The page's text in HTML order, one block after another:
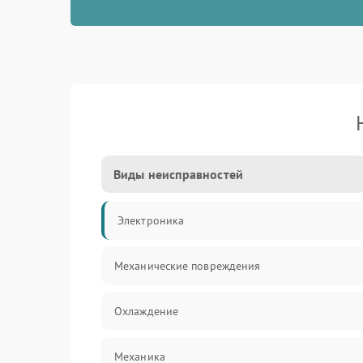
Виды неисправностей
Электроника
Механические повреждения
Охлаждение
Механика